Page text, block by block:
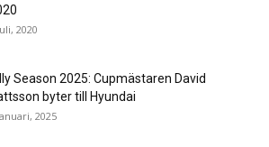
2020
Season 2025: Cupmästaren David
byter till Hyundai
2025